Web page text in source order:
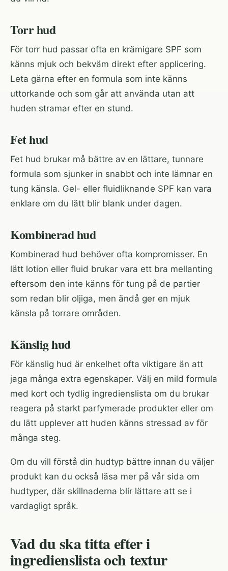
Torr hud
För torr hud passar ofta en krämigare SPF som
känns mjuk och bekväm direkt efter applicering.
Leta gärna efter en formula som inte känns
uttorkande och som går att använda utan att
huden stramar efter en stund.
Fet hud
Fet hud brukar må bättre av en lättare, tunnare
formula som sjunker in snabbt och inte lämnar en
tung känsla. Gel- eller fluidliknande SPF kan vara
enklare om du lätt blir blank under dagen.
Kombinerad hud
Kombinerad hud behöver ofta kompromisser. En
lätt lotion eller fluid brukar vara ett bra mellanting
eftersom den inte känns för tung på de partier
som redan blir oljiga, men ändå ger en mjuk
känsla på torrare områden.
Känslig hud
För känslig hud är enkelhet ofta viktigare än att
jaga många extra egenskaper. Välj en mild formula
med kort och tydlig ingredienslista om du brukar
reagera på starkt parfymerade produkter eller om
du lätt upplever att huden känns stressad av för
många steg.
Om du vill förstå din hudtyp bättre innan du väljer
produkt kan du också läsa mer på vår sida om
hudtyper, där skillnaderna blir lättare att se i
vardagligt språk.
Vad du ska titta efter i
ingredienslista och textur